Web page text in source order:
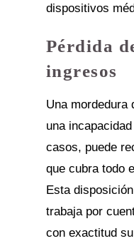
dispositivos
Pérdida
ingresos
Una mordedura
una
casos, puede
que cubra todo
Esta
trabaja por
con exactitud